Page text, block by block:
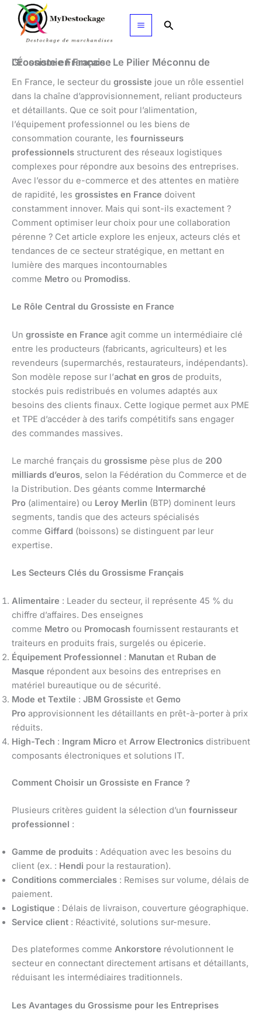
Aller
contenu
Rechercher
Grossiste en France : Le Pilier Méconnu de l’Économie Française
En France, le secteur du grossiste joue un rôle essentiel
dans la chaîne d’approvisionnement, reliant producteurs
et détaillants. Que ce soit pour l’alimentation,
l’équipement professionnel ou les biens de
consommation courante, les fournisseurs
professionnels structurent des réseaux logistiques
complexes pour répondre aux besoins des entreprises.
Avec l’essor du e-commerce et des attentes en matière
de rapidité, les grossistes en France doivent
constamment innover. Mais qui sont-ils exactement ?
Comment optimiser leur choix pour une collaboration
pérenne ? Cet article explore les enjeux, acteurs clés et
tendances de ce secteur stratégique, en mettant en
lumière des marques incontournables
comme Metro ou Promodiss.
Le Rôle Central du Grossiste en France
Un grossiste en France agit comme un intermédiaire clé
entre les producteurs (fabricants, agriculteurs) et les
revendeurs (supermarchés, restaurateurs, indépendants).
Son modèle repose sur l’achat en gros de produits,
stockés puis redistribués en volumes adaptés aux
besoins des clients finaux. Cette logique permet aux PME
et TPE d’accéder à des tarifs compétitifs sans engager
des commandes massives.
Le marché français du grossisme pèse plus de 200
milliards d’euros, selon la Fédération du Commerce et de
la Distribution. Des géants comme Intermarché
Pro (alimentaire) ou Leroy Merlin (BTP) dominent leurs
segments, tandis que des acteurs spécialisés
comme Giffard (boissons) se distinguent par leur
expertise.
Les Secteurs Clés du Grossisme Français
Alimentaire : Leader du secteur, il représente 45 % du
chiffre d’affaires. Des enseignes
comme Metro ou Promocash fournissent restaurants et
traiteurs en produits frais, surgelés ou épicerie.
Équipement Professionnel : Manutan et Ruban de
Masque répondent aux besoins des entreprises en
matériel bureautique ou de sécurité.
Mode et Textile : JBM Grossiste et Gemo
Pro approvisionnent les détaillants en prêt-à-porter à prix
réduits.
High-Tech : Ingram Micro et Arrow Electronics distribuent
composants électroniques et solutions IT.
Comment Choisir un Grossiste en France ?
Plusieurs critères guident la sélection d’un fournisseur
professionnel :
Gamme de produits : Adéquation avec les besoins du
client (ex. : Hendi pour la restauration).
Conditions commerciales : Remises sur volume, délais de
paiement.
Logistique : Délais de livraison, couverture géographique.
Service client : Réactivité, solutions sur-mesure.
Des plateformes comme Ankorstore révolutionnent le
secteur en connectant directement artisans et détaillants,
réduisant les intermédiaires traditionnels.
Les Avantages du Grossisme pour les Entreprises